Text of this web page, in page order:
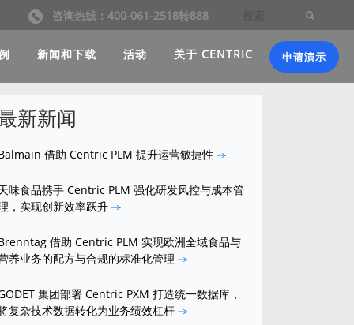
咨询热线：400-061-2518转888
新闻和下载 活动 关于 CENTRIC 申请演示
新新闻
借助 Centric PLM 提升运营敏捷性
味食品携手 Centric PLM 强化研发风控与成本管
，实现创新效率跃升
借助 Centric PLM 实现欧洲全域食品与
养业务的配方与合规的标准化管理
集团部署 Centric PXM 打造统一数据库，
复杂技术数据转化为业务绩效杠杆